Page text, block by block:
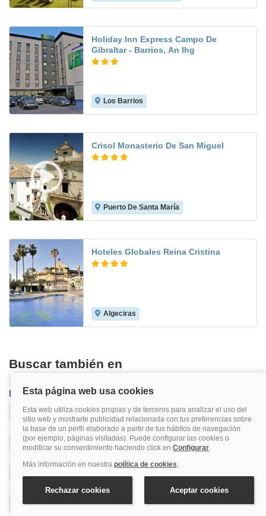
Holiday Inn Express Campo De
Gibraltar - Barrios, An Ihg
Los Barrios
Crisol Monasterio De San Miguel
Puerto De Santa María
Hoteles Globales Reina Cristina
Algeciras
Buscar también en
Provincia
Cádiz Aeropuerto De Jerez Alcalá De Los Gazules
Algar Algeciras Arcos De La Frontera Barbate
Cádiz Provincia Castelar De La Frontera